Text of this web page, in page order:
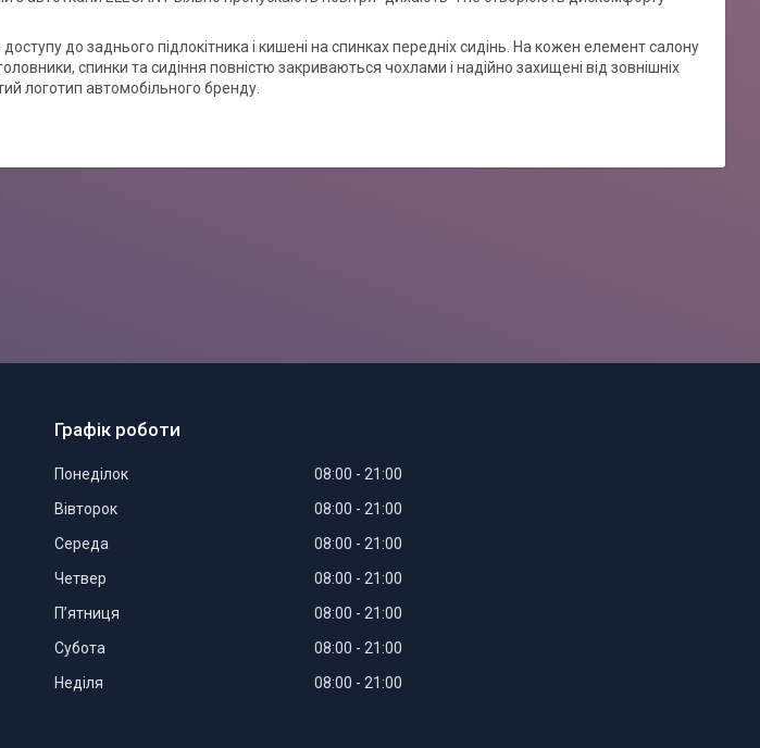
до заднього підлокітника і кишені на спинках передніх сидінь. На кожен елемент салону
спинки та сидіння повністю закриваються чохлами і надійно захищені від зовнішніх
логотип автомобільного бренду.
Графік роботи
Понеділок 08:00
21:00
Вівторок
08:00
21:00
Середа
08:00
21:00
Четвер
08:00
21:00
Пʼятниця
08:00
21:00
Субота
08:00
21:00
Неділя
08:00 21:00